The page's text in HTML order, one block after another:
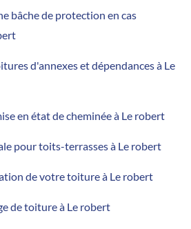
bâche de protection en cas
d'annexes et dépendances à Le
en état de cheminée à Le robert
pour toits-terrasses à Le robert
de votre toiture à Le robert
de toiture à Le robert